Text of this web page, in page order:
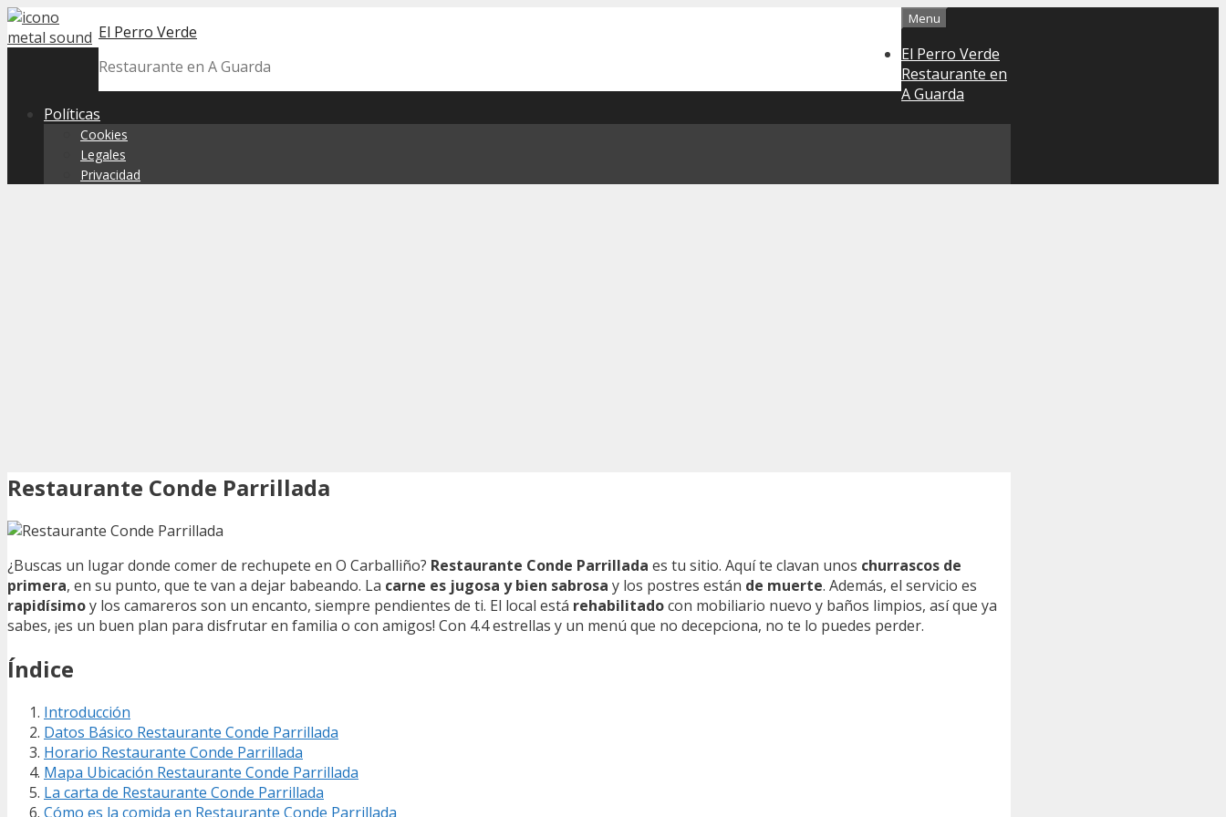
Skip
to
El Perro Verde
Restaurante en A Guarda
Menu
El Perro Verde
Restaurante en
A Guarda
Políticas
Cookies
Legales
Privacidad
Restaurante Conde Parrillada
¿Buscas un lugar donde comer de rechupete en O Carballiño? Restaurante Conde Parrillada es tu sitio. Aquí te clavan unos churrascos de
primera, en su punto, que te van a dejar babeando. La carne es jugosa y bien sabrosa y los postres están de muerte. Además, el servicio es
rapidísimoy los camareros son un encanto, siempre pendientes de ti. El local está rehabilitadocon mobiliario nuevo y baños limpios, así que ya
sabes, ¡es un buen plan para disfrutar en familia o con amigos! Con 4.4 estrellas y un menú que no decepciona, no te lo puedes perder.
Índice
Introducción
Datos Básico Restaurante Conde Parrillada
Horario Restaurante Conde Parrillada
Mapa Ubicación Restaurante Conde Parrillada
La carta de Restaurante Conde Parrillada
Cómo es la comida en Restaurante Conde Parrillada